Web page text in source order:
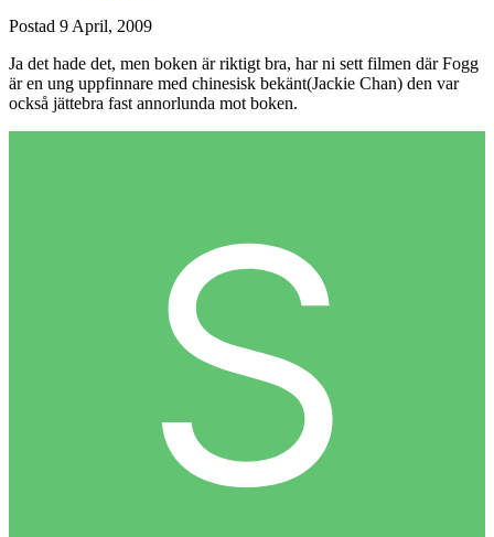
Postad 9 April, 2009
Ja det hade det, men boken är riktigt bra, har ni sett filmen där Fogg
är en ung uppfinnare med chinesisk bekänt(Jackie Chan) den var
också jättebra fast annorlunda mot boken.